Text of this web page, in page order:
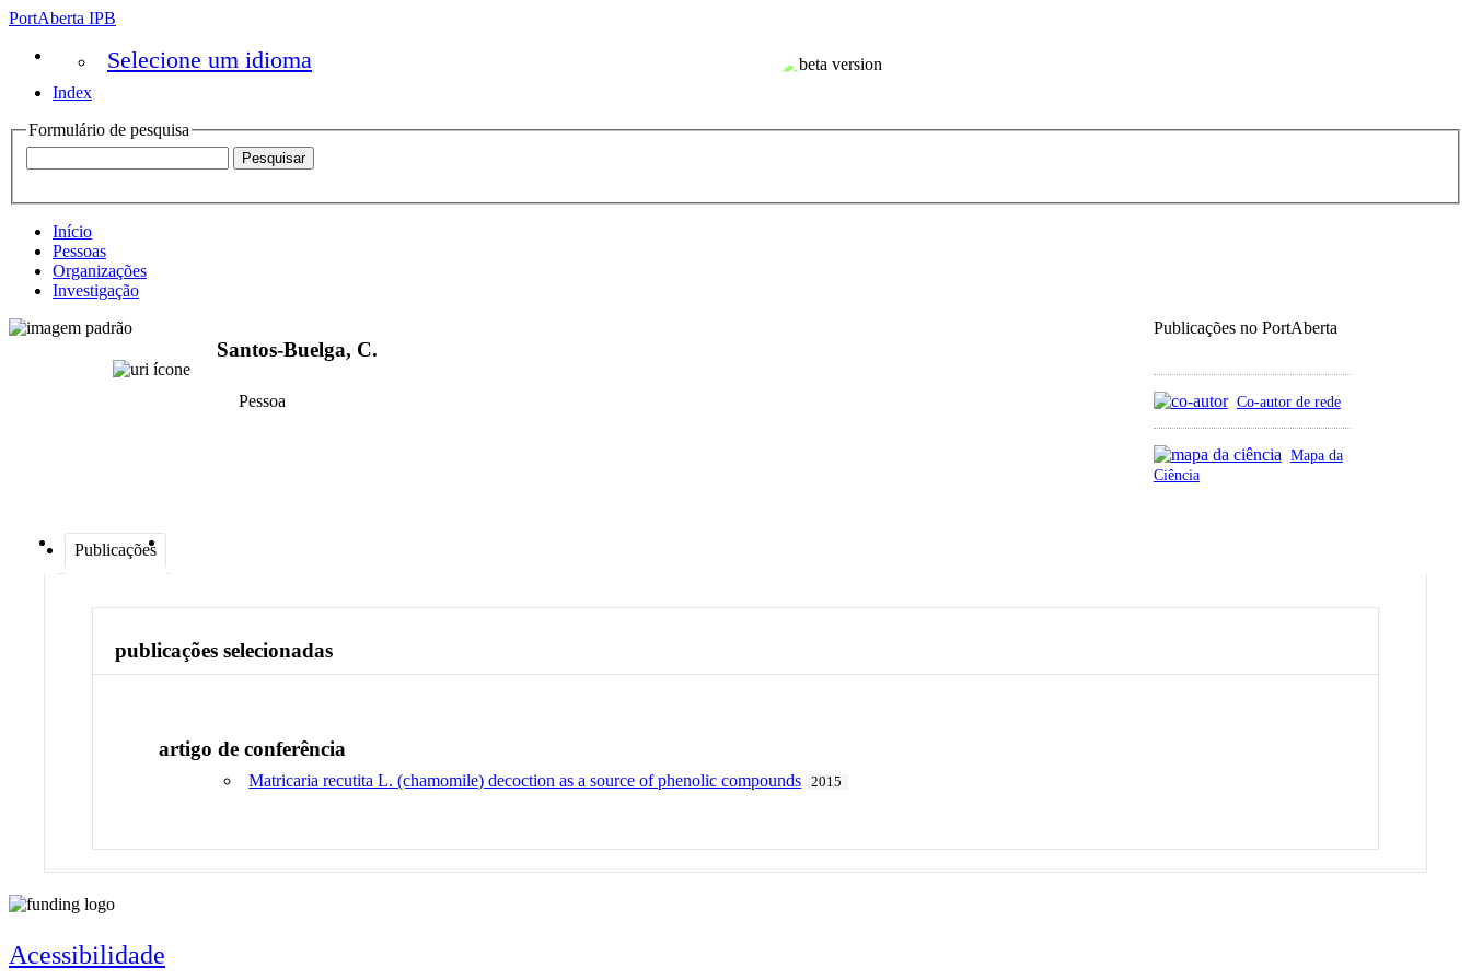
PortAberta IPB
Selecione um idioma
Index
Formulário de pesquisa
Início
Pessoas
Organizações
Investigação
Publicações no PortAberta
Co-autor de rede
Mapa da
Ciência
Santos-Buelga, C.
Pessoa
Publicações
publicações selecionadas
artigo de conferência
Matricaria recutita L. (chamomile) decoction as a source of phenolic compounds 2015
Acessibilidade